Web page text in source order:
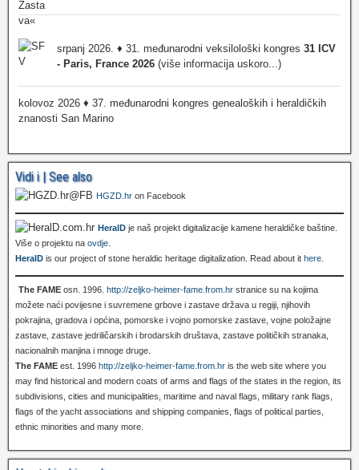
srpanj 2026. ♦ 31. međunarodni veksilološki kongres 31 ICV
- Paris, France 2026 (više informacija uskoro...)
kolovoz 2026 ♦ 37. međunarodni kongres genealoških i heraldičkih
znanosti San Marino
Vidi i | See also
HGZD.hr on Facebook
HeralD je naš projekt digitalizacije kamene heraldičke baštine.
Više o projektu na ovdje
HeralD is our project of stone heraldic heritage digitalization. Read about it here
The FAME osn. 1996. http://zeljko-heimer-fame.from.hr stranice su na kojima
možete naći povijesne i suvremene grbove i zastave država u regiji, njihovih
pokrajina, gradova i općina, pomorske i vojno pomorske zastave, vojne položajne
zastave, zastave jedriličarskih i brodarskih društava, zastave političkih stranaka,
nacionalnih manjina i mnoge druge.
The FAME est. 1996 http://zeljko-heimer-fame.from.hr is the web site where you
may find historical and modern coats of arms and flags of the states in the region, its
subdivisions, cities and municipalities, maritime and naval flags, military rank flags,
flags of the yacht associations and shipping companies, flags of political parties,
ethnic minorities and many more.